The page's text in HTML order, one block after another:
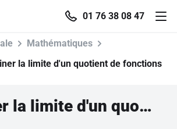
01 76 38 08 47
Mathématiques
la limite d'un quotient de fonctions
Déterminer la limite d'un quotient de fonctions usuelles